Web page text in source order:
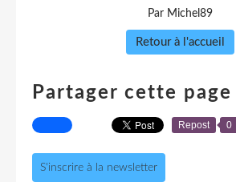
Par Michel89
Retour à l'accueil
Partager cette page
Repost 0
S'inscrire à la newsletter